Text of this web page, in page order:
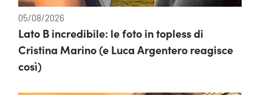
05/08/2026
Lato B incredibile: le foto in topless di
Cristina Marino (e Luca Argentero reagisce
così)